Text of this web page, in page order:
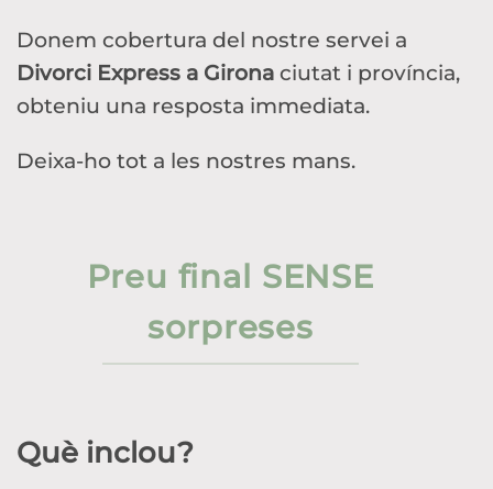
Donem cobertura del nostre servei a
Divorci Express a Girona ciutat i província,
obteniu una resposta immediata.
Deixa-ho tot a les nostres mans.
Preu final SENSE
sorpreses
Què inclou?